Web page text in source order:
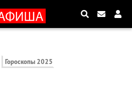
Гороскопы 2025